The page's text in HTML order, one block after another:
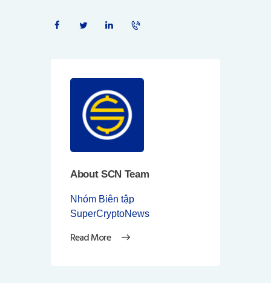
About SCN Team
Nhóm Biên tập
SuperCryptoNews
Read More